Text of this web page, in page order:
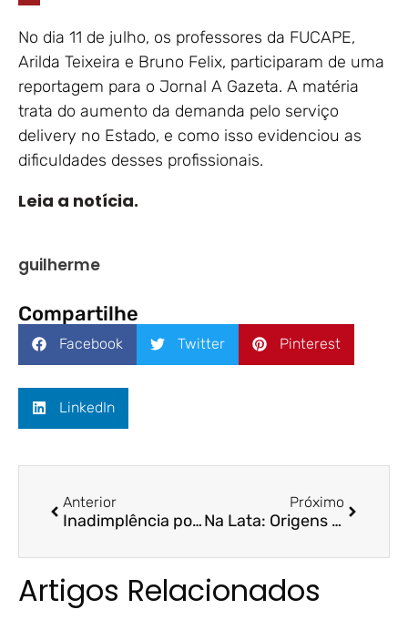
No dia 11 de julho, os professores da FUCAPE,
Arilda Teixeira e Bruno Felix, participaram de uma
reportagem para o Jornal A Gazeta. A matéria
trata do aumento da demanda pelo serviço
delivery no Estado, e como isso evidenciou as
dificuldades desses profissionais.
Leia a notícia.
guilherme
Compartilhe
Facebook Twitter Pinterest
LinkedIn
Anterior
Inadimplência por desemprego cresce 12 vezes na quarentena – Rádio CBN / Prof. Dr. Fernando Galdi
Próximo
Na Lata: Origens planeja abrir lojas em outros Estados do país – A Gazeta / Prof. Dr. Aridelmo Teixeira
Artigos Relacionados